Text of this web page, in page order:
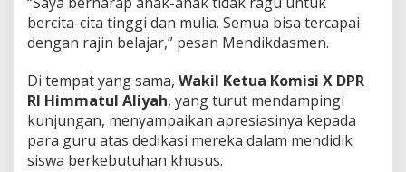
bercita-cita tinggi dan mulia. Semua bisa tercapai
dengan rajin belajar,” pesan Mendikdasmen.
Di tempat yang sama, Wakil Ketua Komisi X DPR
RI Himmatul Aliyah, yang turut mendampingi
kunjungan, menyampaikan apresiasinya kepada
para guru atas dedikasi mereka dalam mendidik
siswa berkebutuhan khusus.